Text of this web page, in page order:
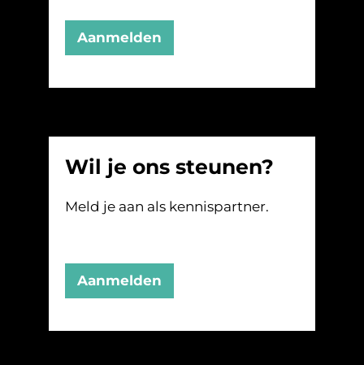
Aanmelden
Wil je ons steunen?
Meld je aan als kennispartner.
Aanmelden